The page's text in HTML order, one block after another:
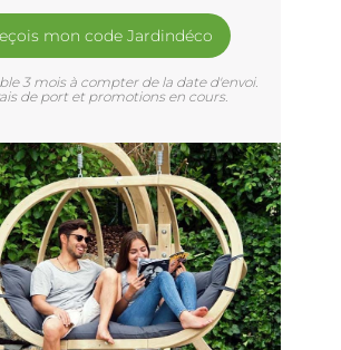
mon code Jardindéco
3 mois à compter de la date d'envoi.
de port et promotions en cours.